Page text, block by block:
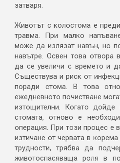
затваря.
Животът с колостома е
травма. При малко
може да излязат навън, но
навътре. Освен това отвора
да се увеличи с времето и
Съществува и риск от
поради стома. В това
ежедневното почистване
изтощителни. Когато
стомата, отново е
операция. При този процес е
изтичане от червата в
трудности, трябва да
животоспасяваща роля в